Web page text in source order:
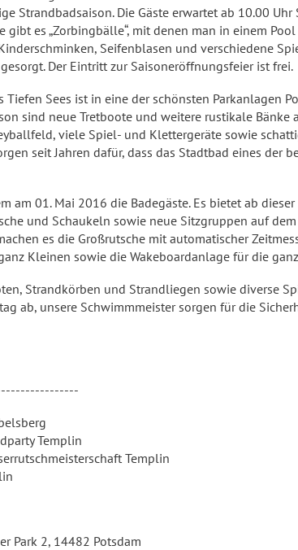
Strandbadsaison. Die Gäste erwartet ab 10.00 Uhr
es „Zorbingbälle“, mit denen man in einem
Seifenblasen und verschiedene
Der Eintritt zur Saisoneröffnungsfeier ist frei.
Tiefen Sees ist in eine der schönsten Parkanlagen
sind neue Tretboote und weitere rustikale Bänke
viele Spiel- und Klettergeräte sowie
seit Jahren dafür, dass das Stadtbad eines der
am 01. Mai 2016 die Badegäste. Es bietet ab
und Schaukeln sowie neue Sitzgruppen auf
es die Großrutsche mit automatischer
Kleinen sowie die Wakeboardanlage für die
Strandkörben und Strandliegen sowie diverse
ab, unsere Schwimmmeister sorgen für die
Templin
Templin
Park 2, 14482 Potsdam